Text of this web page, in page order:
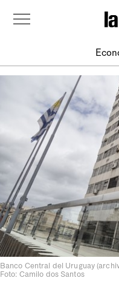
Banco Central del Uruguay
Foto: Camilo dos Santos